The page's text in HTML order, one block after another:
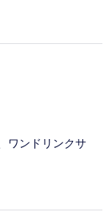
ワンドリンクサ